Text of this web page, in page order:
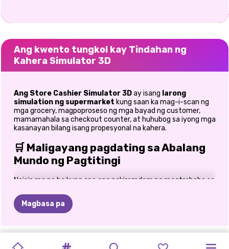
Ang kwento tungkol kay Tindahan ng
Kahera Simulator 3D
Ang Store Cashier Simulator 3Day isang larong
simulation ng supermarket kung saan ka mag-i-scan ng
mga grocery, magpoproseso ng mga bayad ng customer,
mamamahala sa checkout counter, at huhubog sa iyong mga
kasanayan bilang isang propesyonal na kahera.
🛒 Maligayang pagdating sa Abalang
Mundo ng Pagtitingi
Naisip mo na ba kung ano ang pakiramdam ng magtrabaho sa
Cashier Simulator 3D,
pagpapatakbo ng isang abalang kahera habang sinusubok
ang iyong bilis, katumpakan, at kasanayan sa serbisyo sa
shopping basket na puno ng mga produkto, at trabaho mong
panatilihing maayos ang pila sa kahera. I-scan ang mga item,
Magbasa pa
AKING
SUPERMARKET IMPERYO
TALAARAWAN BOSS MILKSHAKE